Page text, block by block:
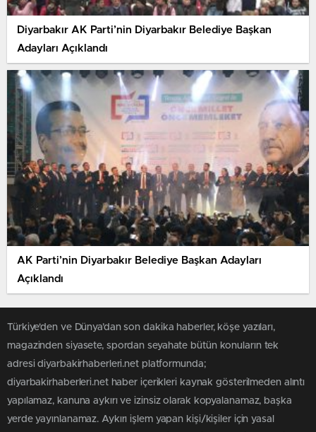
Diyarbakır AK Parti’nin Diyarbakır Belediye Başkan
Adayları Açıklandı
AK Parti’nin Diyarbakır Belediye Başkan Adayları
Açıklandı
Türkiye'den ve Dünya’dan son dakika haberler, köşe yazıları,
magazinden siyasete, spordan seyahate bütün konuların tek
adresi diyarbakirhaberleri.net platformunda;
diyarbakirhaberleri.net haber içerikleri kaynak gösterilmeden alıntı
yapılamaz, kanuna aykırı ve izinsiz olarak kopyalanamaz, başka
yerde yayınlanamaz. Aykırı işlem yapan kişi/kişiler için yasal